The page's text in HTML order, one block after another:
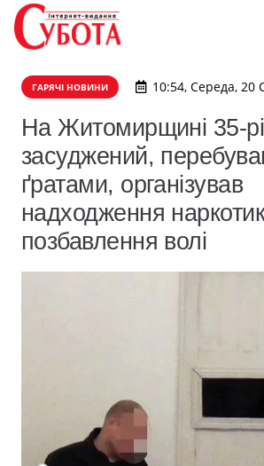
ГАРЯЧІ НОВИНИ 10:54, Середа, 20
На Житомирщині 35-
засуджений,
ґратами, організував
надходження
позбавлення волі